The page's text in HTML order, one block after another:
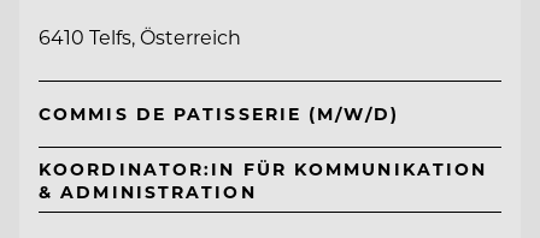
6410 Telfs, Österreich
COMMIS DE PATISSERIE (M/W/D)
KOORDINATOR:IN FÜR KOMMUNIKATION
& ADMINISTRATION